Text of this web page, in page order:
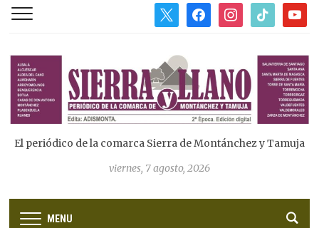
facebookinstagram
tiktok
El periódico de la comarca Sierra de Montánchez y Tamuja
viernes, 7 agosto, 2026
MENU